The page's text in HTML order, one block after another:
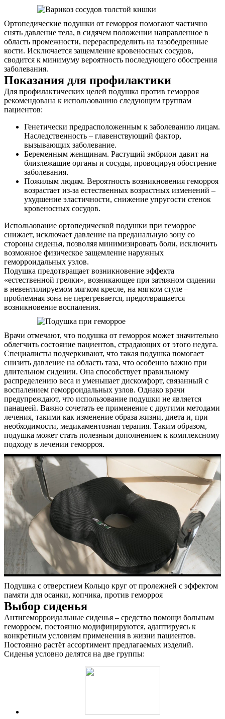
Ортопедические подушки от геморроя помогают частично
снять давление тела, в сидячем положении направленное в
область промежности, перераспределить на тазобедренные
кости. Исключается защемление кровеносных сосудов,
сводится к минимуму вероятность последующего обострения
заболевания.
Показания для профилактики
Для профилактических целей подушка против геморроя
рекомендована к использованию следующим группам
пациентов:
Генетически предрасположенным к заболеванию лицам.
Наследственность – главенствующий фактор,
вызывающих заболевание.
Беременным женщинам. Растущий эмбрион давит на
близлежащие органы и сосуды, провоцируя обострение
заболевания.
Пожилым людям. Вероятность возникновения геморроя
возрастает из-за естественных возрастных изменений –
ухудшение эластичности, снижение упругости стенок
кровеносных сосудов.
Использование ортопедической подушки при геморрое
снижает, исключает давление на преданальную зону со
стороны сиденья, позволяя минимизировать боли, исключить
возможное физическое защемление наружных
геморроидальных узлов.
Подушка предотвращает возникновение эффекта
«естественной грелки», возникающее при затяжном сидении
в невентилируемом мягком кресле, на мягком стуле –
проблемная зона не перегревается, предотвращается
возникновение воспаления.
Врачи отмечают, что подушка от геморроя может значительно
облегчить состояние пациентов, страдающих от этого недуга.
Специалисты подчеркивают, что такая подушка помогает
снизить давление на область таза, что особенно важно при
длительном сидении. Она способствует правильному
распределению веса и уменьшает дискомфорт, связанный с
воспалением геморроидальных узлов. Однако врачи
предупреждают, что использование подушки не является
панацеей. Важно сочетать ее применение с другими методами
лечения, такими как изменение образа жизни, диета и, при
необходимости, медикаментозная терапия. Таким образом,
подушка может стать полезным дополнением к комплексному
подходу в лечении геморроя.
Подушка с отверстием Кольцо круг от пролежней с эффектом
памяти для осанки, копчика, против геморроя
Выбор сиденья
Антигеморроидальные сиденья – средство помощи больным
геморроем, постоянно модифицируются, адаптируясь к
конкретным условиям применения в жизни пациентов.
Постоянно растёт ассортимент предлагаемых изделий.
Сиденья условно делятся на две группы: